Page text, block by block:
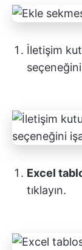
İletişim
Excel
tıklayın.